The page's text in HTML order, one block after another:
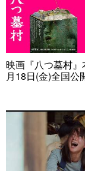
映画『八つ墓村
月18日(金)全国公